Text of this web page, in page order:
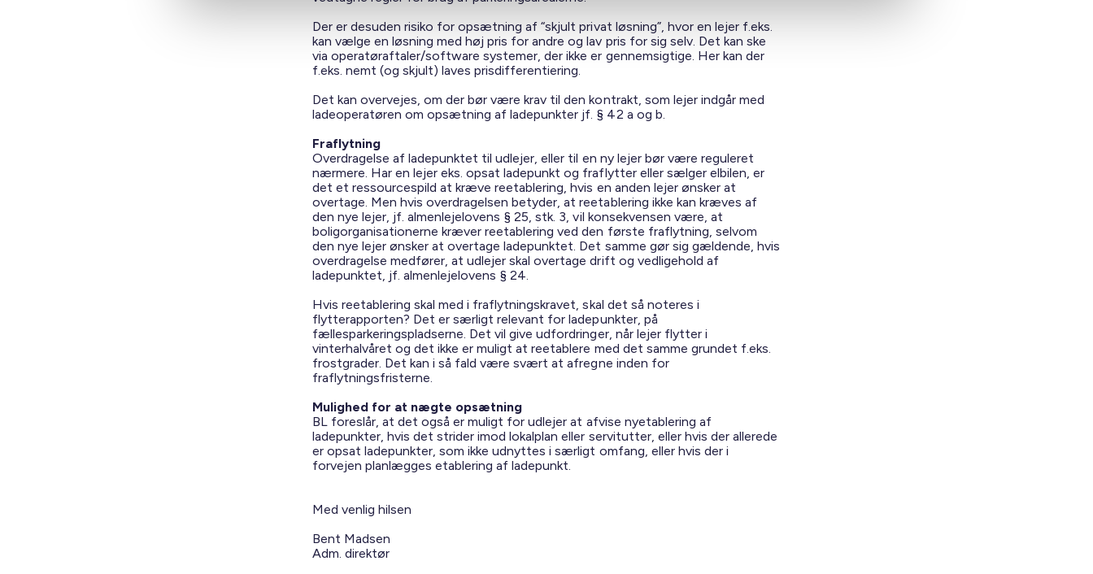
Der er desuden risiko for opsætning af “skjult privat løsning”, hvor en lejer f.eks.
kan vælge en løsning med høj pris for andre og lav pris for sig selv. Det kan ske
via operatøraftaler/software systemer, der ikke er gennemsigtige. Her kan der
f.eks. nemt (og skjult) laves prisdifferentiering.
Det kan overvejes, om der bør være krav til den kontrakt, som lejer indgår med
ladeoperatøren om opsætning af ladepunkter jf. § 42 a og b.
Fraflytning
Overdragelse af ladepunktet til udlejer, eller til en ny lejer bør være reguleret
nærmere. Har en lejer eks. opsat ladepunkt og fraflytter eller sælger elbilen, er
det et ressourcespild at kræve reetablering, hvis en anden lejer ønsker at
overtage. Men hvis overdragelsen betyder, at reetablering ikke kan kræves af
den nye lejer, jf. almenlejelovens § 25, stk. 3, vil konsekvensen være, at
boligorganisationerne kræver reetablering ved den første fraflytning, selvom
den nye lejer ønsker at overtage ladepunktet. Det samme gør sig gældende, hvis
overdragelse medfører, at udlejer skal overtage drift og vedligehold af
ladepunktet, jf. almenlejelovens § 24.
Hvis reetablering skal med i fraflytningskravet, skal det så noteres i
flytterapporten? Det er særligt relevant for ladepunkter, på
fællesparkeringspladserne. Det vil give udfordringer, når lejer flytter i
vinterhalvåret og det ikke er muligt at reetablere med det samme grundet f.eks.
frostgrader. Det kan i så fald være svært at afregne inden for
fraflytningsfristerne.
Mulighed for at nægte opsætning
BL foreslår, at det også er muligt for udlejer at afvise nyetablering af
ladepunkter, hvis det strider imod lokalplan eller servitutter, eller hvis der allerede
er opsat ladepunkter, som ikke udnyttes i særligt omfang, eller hvis der i
forvejen planlægges etablering af ladepunkt.
Med venlig hilsen
Bent Madsen
Adm. direktør